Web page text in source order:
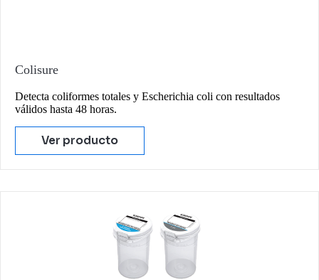
Colisure
Detecta coliformes totales y Escherichia coli con resultados
válidos hasta 48 horas.
Ver producto